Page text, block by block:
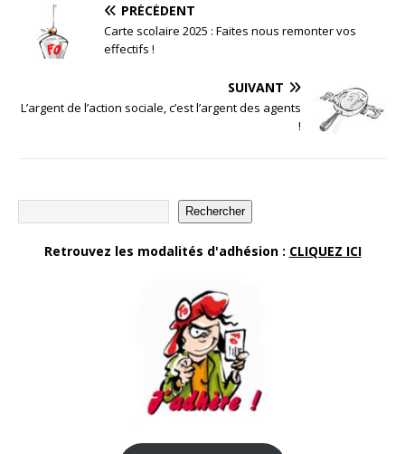
PRÉCÉDENT
Carte scolaire 2025 : Faites nous remonter vos
effectifs !
SUIVANT
L’argent de l’action sociale, c’est l’argent des agents
!
Rechercher
Retrouvez les modalités d'adhésion : CLIQUEZ ICI